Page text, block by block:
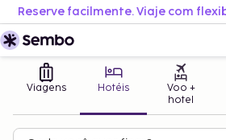
Viagens Hotéis
Voo +
hotel